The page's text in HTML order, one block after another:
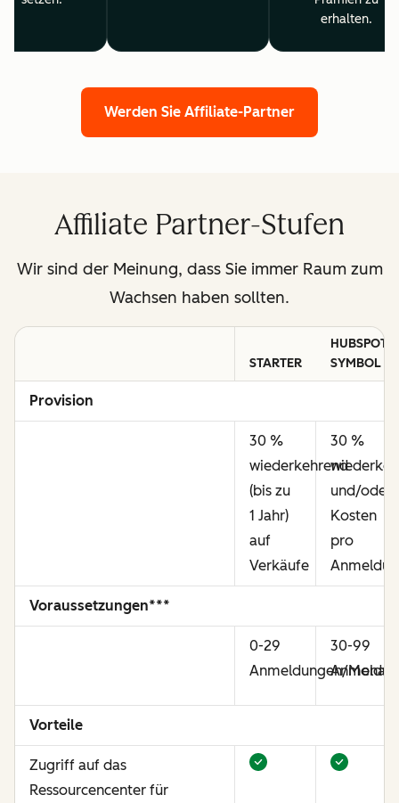
erhalten.
Werden Sie Affiliate-Partner
Affiliate Partner-Stufen
Wir sind der Meinung, dass Sie immer Raum zum
Wachsen haben sollten.
STARTER
HUBSPOT-
SYMBOL
Provision
30 %
wiederkehrend
(bis zu
1 Jahr)
auf
Verkäufe
30 %
und/oder
Kosten
pro
Voraussetzungen***
0-29
Anmeldungen/Monat
30-99
Vorteile
Zugriff auf das
Ressourcencenter für